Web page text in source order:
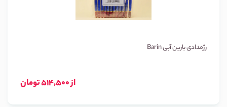
رژمدادی بارین آبی Barin
از 514,500 تومان